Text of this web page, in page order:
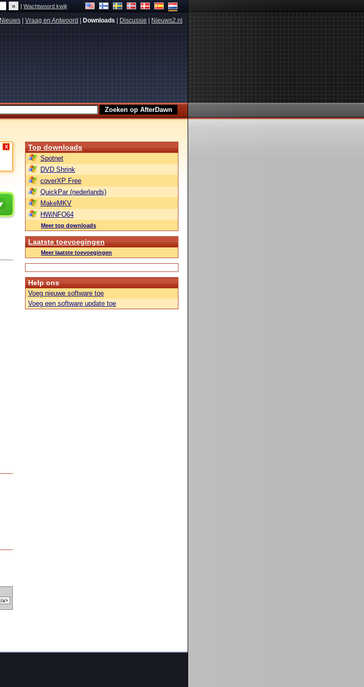
|Wachtwoord kwijt
Nieuws Vraag en Antwoord Downloads Discussie Nieuws2.nl
X Top downloads
Spotnet
DVD Shrink
coverXP Free
QuickPar (nederlands)
MakeMKV
HWiNFO64
Meer top downloads
Laatste toevoegingen
Meer laatste toevoegingen
Help ons
Voeg nieuwe software toe
Voeg een software update toe